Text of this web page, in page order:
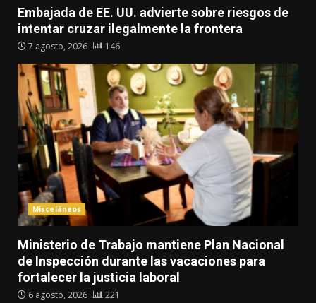
Embajada de EE. UU. advierte sobre riesgos de
intentar cruzar ilegalmente la frontera
7 agosto, 2026 146
Misceláneos
Ministerio de Trabajo mantiene Plan Nacional
de Inspección durante las vacaciones para
fortalecer la justicia laboral
6 agosto, 2026 221